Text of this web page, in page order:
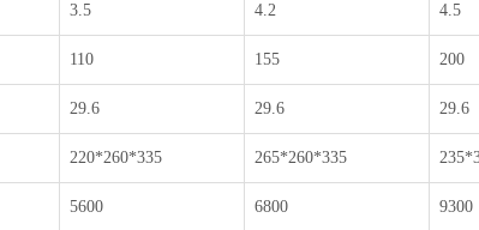
3.5 4.2 4.5
110 155 200
29.6 29.6 29.6
220*260*335 265*260*335
5600 6800 9300